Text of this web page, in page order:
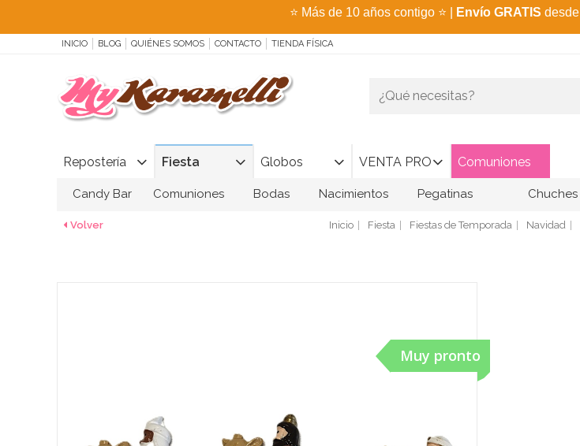
⭐ Más de 10 años contigo ⭐ Envío GRATIS desde
INICIO BLOG QUIÉNES SOMOS CONTACTO TIENDA FÍSICA
Repostería Fiesta Globos VENTA PRO Comuniones
Candy Bar Comuniones Bodas Nacimientos Pegatinas Chuches
Volver Inicio Fiesta Fiestas de Temporada Navidad
Muy pronto